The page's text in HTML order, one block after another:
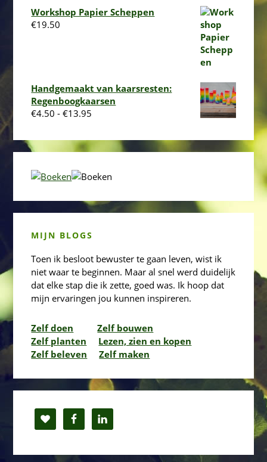
Workshop Papier Scheppen
€19.50
Handgemaakt van kaarsresten:
Regenboogkaarsen
€4.50 - €13.95
tot
€13.95
MIJN BLOGS
Toen ik besloot bewuster te gaan leven, wist ik
niet waar te beginnen. Maar al snel werd duidelijk
dat elke stap die ik zette, goed was. Ik hoop dat
mijn ervaringen jou kunnen inspireren.
Zelf doen
Zelf bouwen
Zelf planten
Lezen, zien en kopen
Zelf beleven
Zelf maken